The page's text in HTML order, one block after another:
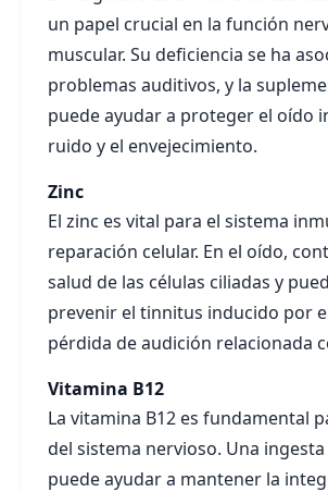
un papel crucial en la función
muscular. Su deficiencia se ha
problemas auditivos, y la
puede ayudar a proteger el oído
ruido y el envejecimiento.
Zinc
El zinc es vital para el sistema
reparación celular. En el oído,
salud de las células ciliadas y
prevenir el tinnitus inducido por
pérdida de audición relacionada
Vitamina B12
La vitamina B12 es fundamental
del sistema nervioso. Una
puede ayudar a mantener la